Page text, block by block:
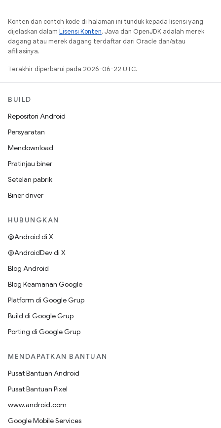
Konten dan contoh kode di halaman ini tunduk kepada lisensi yang
dijelaskan dalam Lisensi Konten. Java dan OpenJDK adalah merek
dagang atau merek dagang terdaftar dari Oracle dan/atau
afiliasinya.
Terakhir diperbarui pada 2026-06-22 UTC.
BUILD
Repositori Android
Persyaratan
Mendownload
Pratinjau biner
Setelan pabrik
Biner driver
HUBUNGKAN
@Android di X
@AndroidDev di X
Blog Android
Blog Keamanan Google
Platform di Google Grup
Build di Google Grup
Porting di Google Grup
MENDAPATKAN BANTUAN
Pusat Bantuan Android
Pusat Bantuan Pixel
www.android.com
Google Mobile Services